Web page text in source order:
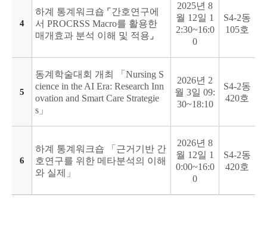
4
하계 통계워크숍 ⌜간호연구에
서 PROCRSS Macro를 활용한
매개효과 분석 이해 및 적용⌟
2025년 8
월 12일 1
2:30~16:0
0
S4-2동
105호
5
동계학술대회 개최 「Nursing S
cience in the AI Era: Research Inn
ovation and Smart Care Strategie
s」
2026년 2
월 3일 09:
30~18:10
S4-2동
420호
6
하계 통계워크숍 「근거기반 간
호연구를 위한 메타분석의 이해
와 실제」
2026년 8
월 12일 1
0:00~16:0
0
S4-2동
420호